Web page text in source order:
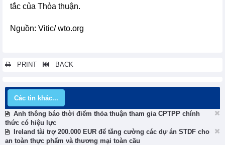
tắc của Thỏa thuận.
Nguồn: Vitic/ wto.org
PRINT BACK
Các tin khác...
Anh thông báo thời điểm thỏa thuận tham gia CPTPP chính
thức có hiệu lực
Ireland tài trợ 200.000 EUR để tăng cường các dự án STDF cho
an toàn thực phẩm và thương mại toàn cầu